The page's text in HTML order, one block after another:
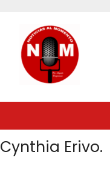
Cynthia Erivo.